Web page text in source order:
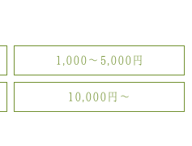
1,000〜5,000円
10,000円〜